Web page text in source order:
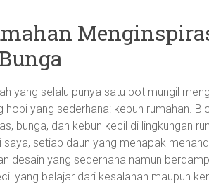
yang selalu punya satu pot mungil
hobi yang sederhana: kebun rumahan.
bunga, dan kebun kecil di lingkungan
saya, setiap daun yang menapak
desain yang sederhana namun
yang belajar dari kesalahan maupun